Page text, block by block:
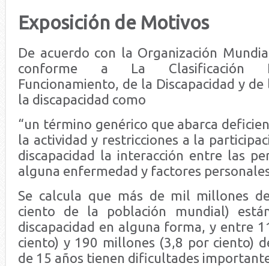
Exposición de Motivos
De acuerdo con la Organización
conforme a La Clasificación
Funcionamiento, de la Discapacidad y
la discapacidad como
“un término genérico que abarca
la actividad y restricciones a la
discapacidad la interacción entre las
alguna enfermedad y factores
Se calcula que más de mil millones
ciento de la población mundial)
discapacidad en alguna forma, y entre
ciento) y 190 millones (3,8 por ciento)
de 15 años tienen dificultades